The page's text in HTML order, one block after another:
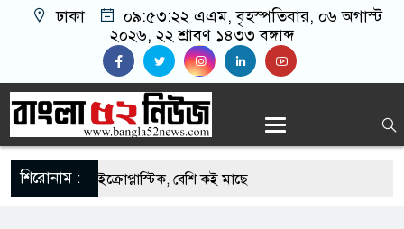
ঢাকা ০৯:৫৩:২২ এএম, বৃহস্পতিবার, ০৬ অগাস্ট
২০২৬, ২২ শ্রাবণ ১৪৩৩ বঙ্গাব্দ
শিরোনাম :
মিলল মাইক্রোপ্লাস্টিক, বেশি কই মাছে